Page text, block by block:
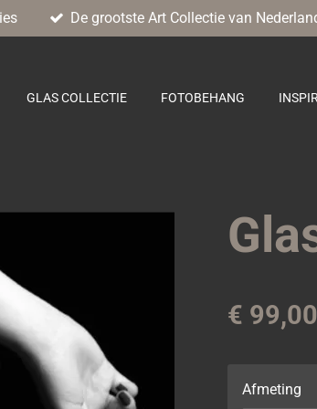
De grootste Art Collectie van
GLAS COLLECTIE FOTOBEHANG
€ 99,00
Afmeting